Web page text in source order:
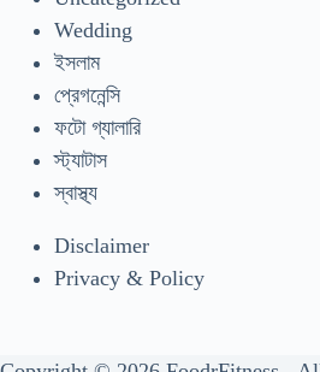
Wedding
ইসলাম
প্রেগনেন্সি
ফটো গ্যালারি
স্ট্যাটাস
স্বাস্থ্য
Disclaimer
Privacy & Policy